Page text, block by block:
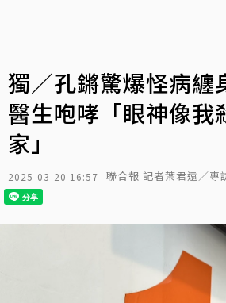
獨／孔鏘驚爆怪病纏
醫生咆哮「眼神像我
家」
2025-03-20 16:57 聯合報 記者葉君遠／專